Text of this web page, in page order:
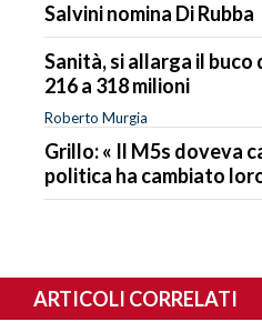
Salvini nomina Di Rubba
Sanità, si allarga il buco
216 a 318 milioni
Roberto Murgia
Grillo: « Il M5s doveva
politica ha cambiato
ARTICOLI CORRELATI